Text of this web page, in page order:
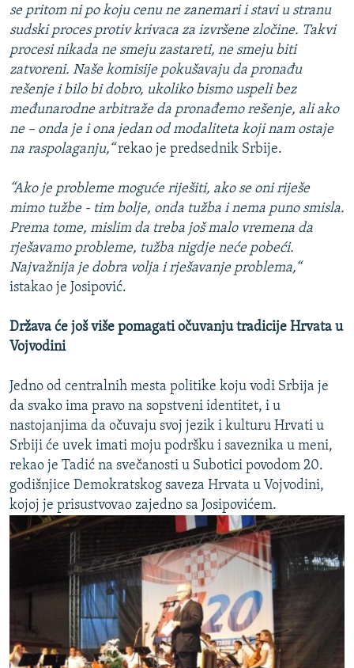
se pritom ni po koju cenu ne zanemari i stavi u stranu
sudski proces protiv krivaca za izvršene zločine. Takvi
procesi nikada ne smeju zastareti, ne smeju biti
zatvoreni. Naše komisije pokušavaju da pronađu
rešenje i bilo bi dobro, ukoliko bismo uspeli bez
međunarodne arbitraže da pronađemo rešenje, ali ako
ne – onda je i ona jedan od modaliteta koji nam ostaje
na raspolaganju,“rekao je predsednik Srbije.
“Ako je probleme moguće riješiti, ako se oni riješe
mimo tužbe - tim bolje, onda tužba i nema puno smisla.
Prema tome, mislim da treba još malo vremena da
rješavamo probleme, tužba nigdje neće pobeći.
Najvažnija je dobra volja i rješavanje problema,“
istakao je Josipović.
Država će još više pomagati očuvanju tradicije Hrvata u
Vojvodini
Jedno od centralnih mesta politike koju vodi Srbija je
da svako ima pravo na sopstveni identitet, i u
nastojanjima da očuvaju svoj jezik i kulturu Hrvati u
Srbiji će uvek imati moju podršku i saveznika u meni,
rekao je Tadić na svečanosti u Subotici povodom 20.
godišnjice Demokratskog saveza Hrvata u Vojvodini,
kojoj je prisustvovao zajedno sa Josipovićem.